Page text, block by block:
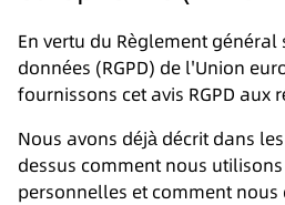
En vertu du Règlement
données (RGPD) de l'Union
fournissons cet avis RGPD aux
Nous avons déjà décrit dans
dessus comment nous
personnelles et comment